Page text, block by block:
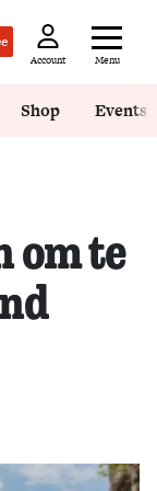
Account Menu
Shop Events
om te